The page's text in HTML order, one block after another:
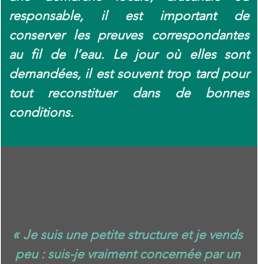
responsable, il est important de
conserver les preuves correspondantes
au fil de l’eau. Le jour où elles sont
demandées, il est souvent trop tard pour
tout reconstituer dans de bonnes
conditions.
« Je suis une petite structure et je vends
peu : suis-je vraiment concernée par un